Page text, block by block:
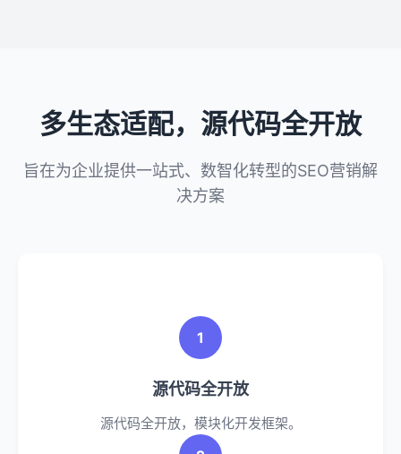
多生态适配，源代码全开放
旨在为企业提供一站式、数智化转型的SEO营销解
决方案
1
源代码全开放
源代码全开放，模块化开发框架。